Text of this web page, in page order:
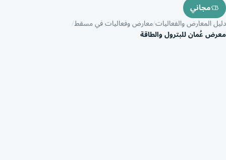
مجاني
دليل المعارض والفعالياتمعارض وفعاليات في مسقط
معرض عُمان للبترول والطاقة